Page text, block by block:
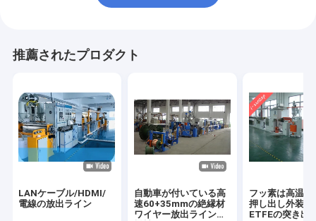
推薦されたプロダクト
LANケーブル/HDMI/
電線の放出ライン
自動車が付いている高
速60+35mmの絶縁材
ワイヤー放出ラインは
フッ素は高温ケ
押し出し外装
ETFEの突き出